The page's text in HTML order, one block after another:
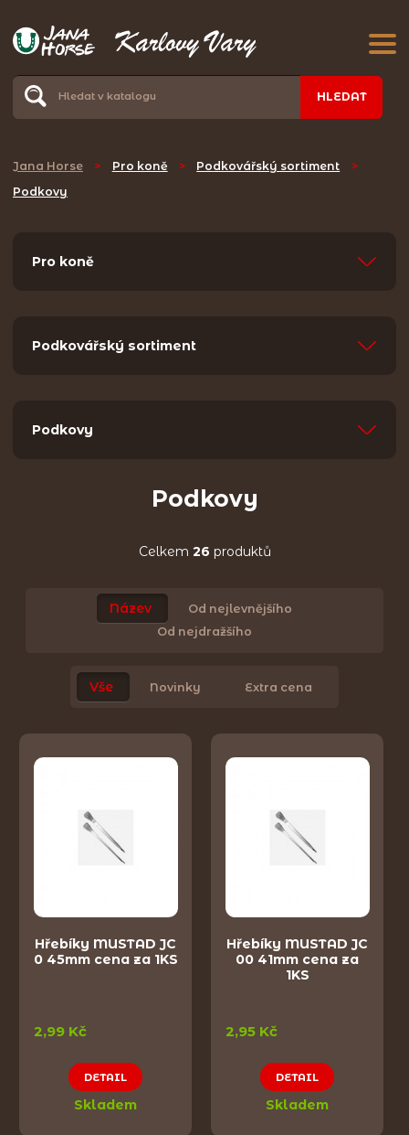
HLEDAT
Jana Horse > Pro koně > Podkovářský sortiment
>
Podkovy
Pro koně
Podkovářský sortiment
Podkovy
Podkovy
Celkem 26 produktů
Název
Od nejlevnějšího
Od nejdražšího
Vše Novinky Extra cena
Hřebíky MUSTAD JC
0 45mm cena za 1KS
2,99 Kč
DETAIL
Skladem
Hřebíky MUSTAD JC
00 41mm cena za
1KS
2,95 Kč
DETAIL
Skladem